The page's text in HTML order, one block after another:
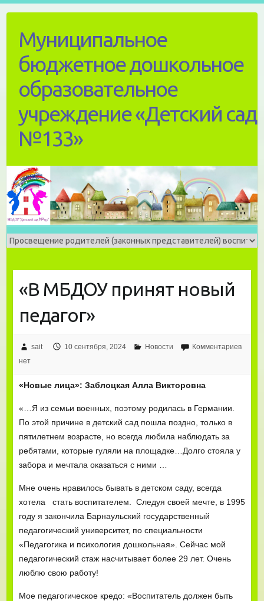
contentМуниципальное
бюджетное дошкольное
образовательное
учреждение «Детский сад
№133»
«В МБДОУ принят новый
педагог»
sait 10 сентября, 2024 Новости
Комментариев
нет
«Новые лица»: Заблоцкая Алла Викторовна
«…Я из семьи военных, поэтому родилась в Германии.
По этой причине в детский сад пошла поздно, только в
пятилетнем возрасте, но всегда любила наблюдать за
ребятами, которые гуляли на площадке…Долго стояла у
забора и мечтала оказаться с ними …
Мне очень нравилось бывать в детском саду, всегда
хотела стать воспитателем. Следуя своей мечте, в 1995
году я закончила Барнаульский государственный
педагогический университет, по специальности
«Педагогика и психология дошкольная». Сейчас мой
педагогический стаж насчитывает более 29 лет. Очень
люблю свою работу!
Мое педагогическое кредо: «Воспитатель должен быть